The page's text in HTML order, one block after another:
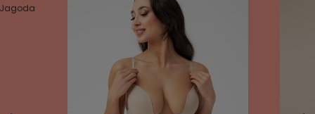
Dodaj własne zdjęcie produktu:
Jagoda